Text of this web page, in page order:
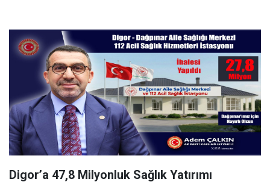
Digor’a 47,8 Milyonluk Sağlık Yatırımı